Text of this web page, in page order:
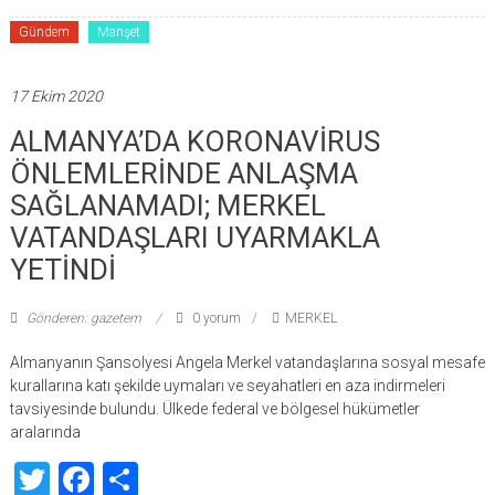
Gündem Manşet
17 Ekim 2020
ALMANYA’DA KORONAVİRUS
ÖNLEMLERİNDE ANLAŞMA
SAĞLANAMADI; MERKEL
VATANDAŞLARI UYARMAKLA
YETİNDİ
Gönderen: gazetem 0 yorum MERKEL
Almanyanın Şansolyesi Angela Merkel vatandaşlarına sosyal mesafe
kurallarına katı şekilde uymaları ve seyahatleri en aza indirmeleri
tavsiyesinde bulundu. Ülkede federal ve bölgesel hükümetler
aralarında
TwitterFacebook